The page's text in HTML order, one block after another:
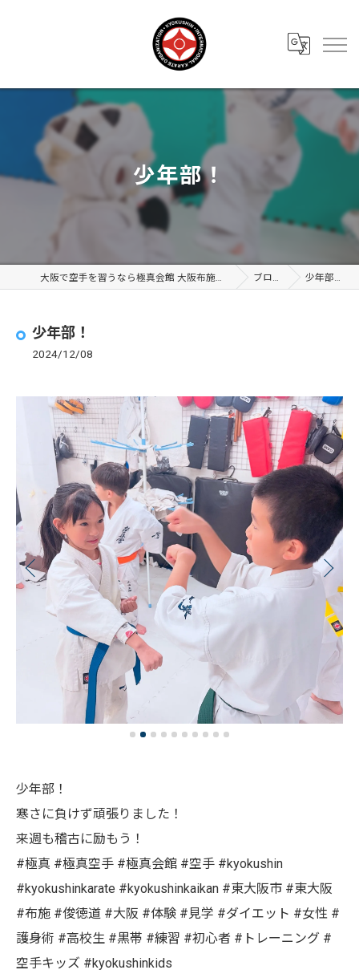
少年部！
大阪で空手を習うなら極真会館 大阪布施支部 ブログ 少年部！
少年部！
2024/12/08
少年部！
寒さに負けず頑張りました！
来週も稽古に励もう！
#極真 #極真空手 #極真会館 #空手 #kyokushin
#kyokushinkarate #kyokushinkaikan #東大阪市 #東大阪
#布施 #俊徳道 #大阪 #体験 #見学 #ダイエット #女性 #
護身術 #高校生 #黒帯 #練習 #初心者 #トレーニング #
空手キッズ #kyokushinkids